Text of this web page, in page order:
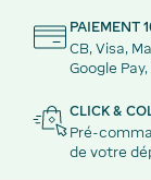
PAIEMENT
CB, Visa,
Google
CLICK &
Pré-
de votre